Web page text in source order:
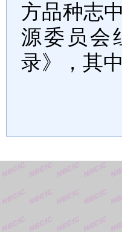
方品种志中
源委员会
录》，其